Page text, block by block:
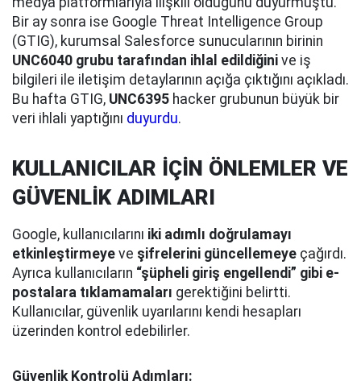
Bir ay sonra ise Google Threat Intelligence Group
(GTIG), kurumsal Salesforce sunucularının birinin
UNC6040 grubu tarafından ihlal edildiğini ve iş
bilgileri ile iletişim detaylarının açığa çıktığını açıkladı.
Bu hafta GTIG, UNC6395 hacker grubunun büyük bir
veri ihlali yaptığını duyurdu.
KULLANICILAR İÇİN ÖNLEMLER VE
GÜVENLİK ADIMLARI
Google, kullanıcılarını iki adımlı doğrulamayı
etkinleştirmeye ve şifrelerini güncellemeye çağırdı.
Ayrıca kullanıcıların “şüpheli giriş engellendi” gibi e-
postalara tıklamamaları gerektiğini belirtti.
Kullanıcılar, güvenlik uyarılarını kendi hesapları
üzerinden kontrol edebilirler.
Güvenlik Kontrolü Adımları: